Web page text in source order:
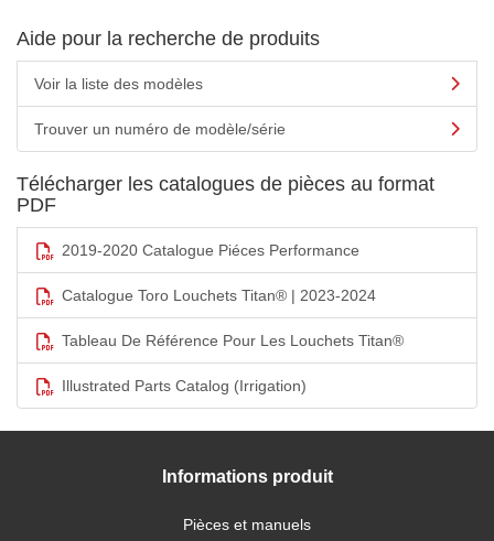
Aide pour la recherche de produits
Voir la liste des modèles
Trouver un numéro de modèle/série
Télécharger les catalogues de pièces au format
PDF
2019-2020 Catalogue Piéces Performance
Catalogue Toro Louchets Titan® | 2023-2024
Tableau De Référence Pour Les Louchets Titan®
Illustrated Parts Catalog (Irrigation)
Informations produit
Pièces et manuels